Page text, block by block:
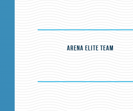
ARENA ELITE TEAM